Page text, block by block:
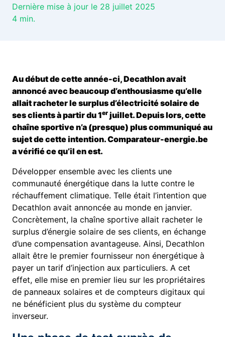
Dernière mise à jour le 28 juillet 2025
4 min.
Au début de cette année-ci, Decathlon avait
annoncé avec beaucoup d’enthousiasme qu’elle
allait racheter le surplus d’électricité solaire de
ses clients à partir du 1er juillet. Depuis lors, cette
chaîne sportive n’a (presque) plus communiqué au
sujet de cette intention. Comparateur-energie.be
a vérifié ce qu’il en est.
Développer ensemble avec les clients une
communauté énergétique dans la lutte contre le
réchauffement climatique. Telle était l’intention que
Decathlon avait annoncée au monde en janvier.
Concrètement, la chaîne sportive allait racheter le
surplus d’énergie solaire de ses clients, en échange
d’une compensation avantageuse. Ainsi, Decathlon
allait être le premier fournisseur non énergétique à
payer un tarif d’injection aux particuliers. A cet
effet, elle mise en premier lieu sur les propriétaires
de panneaux solaires et de compteurs digitaux qui
ne bénéficient plus du système du compteur
inverseur.